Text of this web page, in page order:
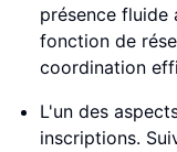
présence fluide
fonction de
coordination
L'un des
inscriptions.